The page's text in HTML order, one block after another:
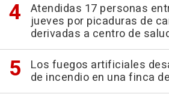
Atendidas 17 personas
jueves por picaduras de
derivadas a centro de
Los fuegos artificiales
de incendio en una finca